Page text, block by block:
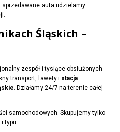
sprzedawane auta udzielamy
Śląskich –
zespół i tysiące obsłużonych
transport, lawety i stacja
. Działamy 24/7 na terenie całej
samochodowych. Skupujemy tylko
typu.